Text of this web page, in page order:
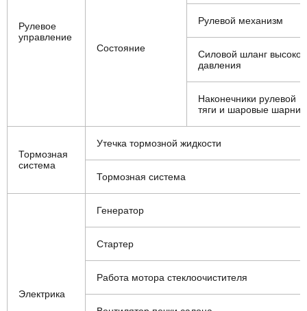
Рулевое
управление
Состояние
Рулевой механизм
Силовой шланг
давления
Наконечники рулевой
тяги и шаровые
Тормозная
система
Утечка тормозной жидкости
Тормозная система
Электрика
Генератор
Стартер
Работа мотора стеклоочистителя